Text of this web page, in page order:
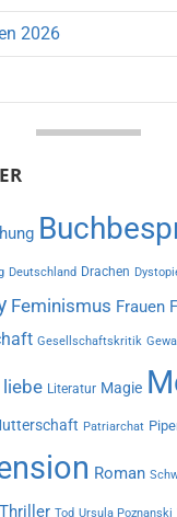
2026
Deutschland Drachen
Feminismus Frauen
Gesellschaftskritik
liebe Literatur Magie
Patriarchat
Roman
Thriller Tod Ursula Poznanski